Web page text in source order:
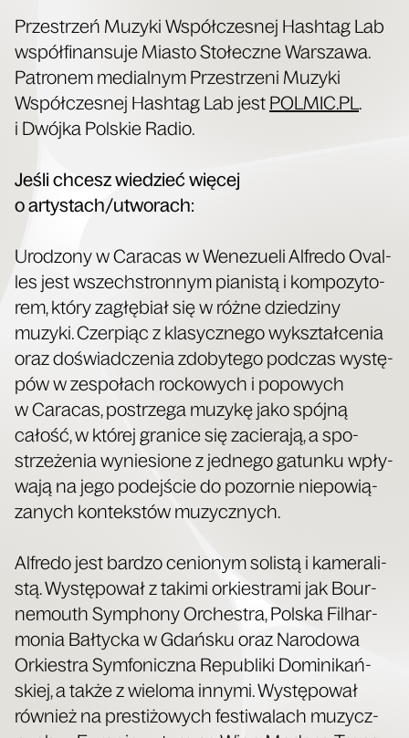
Prze­strzeń Muzy­ki Współ­cze­snej Hash­tag Lab
współ­fi­nan­su­je Mia­sto Sto­łecz­ne War­sza­wa.
Patro­nem medial­nym Prze­strze­ni Muzy­ki
Współ­cze­snej Hash­tag Lab jest POLMIC​.PL.
i Dwój­ka Pol­skie Radio.
Jeśli chcesz wie­dzieć wię­cej
o artystach/utworach:
Uro­dzo­ny w Cara­cas w Wene­zu­eli Alfre­do Oval­
les jest wszech­stron­nym pia­ni­stą i kom­po­zy­to­
rem, któ­ry zagłę­biał się w róż­ne dzie­dzi­ny
muzy­ki. Czer­piąc z kla­sycz­ne­go wykształ­ce­nia
oraz doświad­cze­nia zdo­by­te­go pod­czas wystę­
pów w zespo­łach roc­ko­wych i popo­wych
w Cara­cas, postrze­ga muzy­kę jako spój­ną
całość, w któ­rej gra­ni­ce się zacie­ra­ją, a spo­
strze­że­nia wynie­sio­ne z jed­ne­go gatun­ku wpły­
wa­ją na jego podej­ście do pozor­nie nie­po­wią­
za­nych kon­tek­stów muzycznych.
Alfre­do jest bar­dzo cenio­nym soli­stą i kame­ra­li­
stą. Wystę­po­wał z taki­mi orkie­stra­mi jak Bour­
ne­mo­uth Sym­pho­ny Orche­stra, Pol­ska Fil­har­
mo­nia Bał­tyc­ka w Gdań­sku oraz Naro­do­wa
Orkie­stra Sym­fo­nicz­na Repu­bli­ki Domi­ni­kań­
skiej, a tak­że z wie­lo­ma inny­mi. Wystę­po­wał
rów­nież na pre­sti­żo­wych festi­wa­lach muzycz­